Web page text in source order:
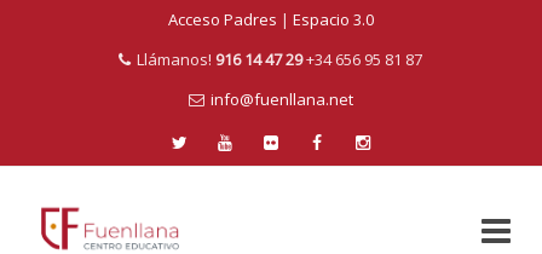
Acceso Padres | Espacio 3.0
Llámanos! 916 14 47 29+34 656 95 81 87
info@fuenllana.net